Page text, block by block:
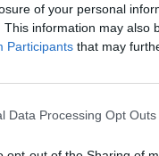
of your personal
This information may also
Participants that may
Data Processing Opt Outs
συσκευές» που τού
εκστρατείας του
Γαλλικό Πρακτορείο.
πράξη και